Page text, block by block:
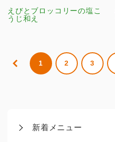
新着メニュー
えびとブロッコリーの塩こ
うじ和え
1 2 3